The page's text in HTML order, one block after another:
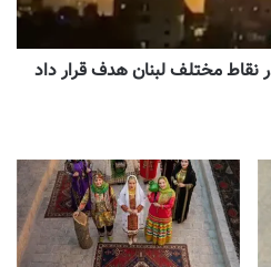
نقاط مختلف لبنان هدف قرار داد